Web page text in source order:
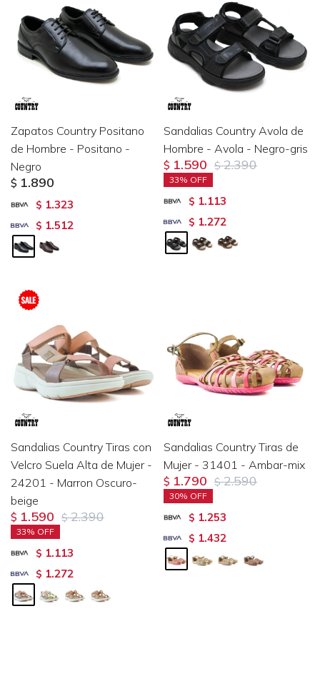
Zapatos Country Positano
de Hombre - Positano -
Negro
$ 1.890
$ 1.323
$ 1.512
Sandalias Country Avola de
Hombre - Avola - Negro-gris
$ 1.590 $ 2.390
33
$ 1.113
$ 1.272
Sandalias Country Tiras con
Velcro Suela Alta de Mujer -
24201 - Marron Oscuro-
beige
$ 1.590 $ 2.390
33
$ 1.113
$ 1.272
Sandalias Country Tiras de
Mujer - 31401 - Ambar-mix
$ 1.790 $ 2.590
30
$ 1.253
$ 1.432